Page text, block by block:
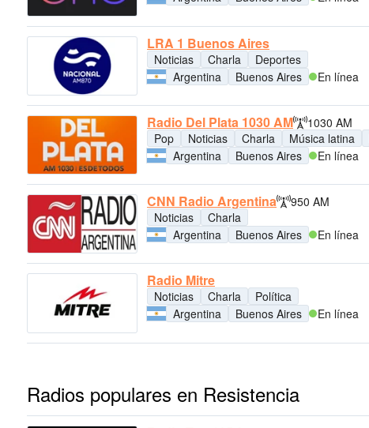
LRA 1 Buenos Aires
Noticias Charla
Deportes
Argentina
Buenos Aires En línea
Radio Del Plata 1030 AM
1030 AM
Pop
Noticias Charla Música latina
Argentina
Buenos Aires En línea
CNN Radio Argentina
950 AM
Noticias
Charla
Argentina
Buenos Aires En línea
Radio Mitre
Noticias Charla
Política
Argentina
Buenos Aires En línea
Radios populares en Resistencia